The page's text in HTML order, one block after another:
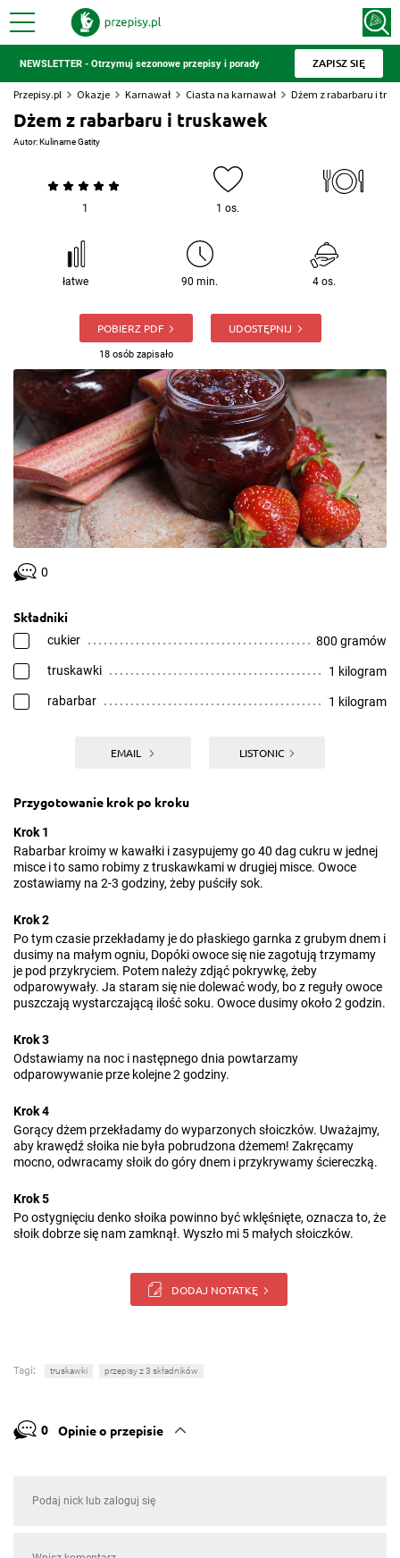
NEWSLETTER - Otrzymuj sezonowe przepisy i porady ZAPISZ SIĘ
Przepisy.pl Okazje Karnawał Ciasta na karnawał Dżem z rabarbaru i
Dżem z rabarbaru i truskawek
Autor:Kulinarne Gatity
1 1 os.
łatwe 90 min. 4 os.
POBIERZ PDF
18 osób zapisało
UDOSTĘPNIJ
0
Składniki
cukier 800 gramów
truskawki 1 kilogram
rabarbar 1 kilogram
EMAIL LISTONIC
Przygotowanie krok po kroku
Krok 1
Rabarbar kroimy w kawałki i zasypujemy go 40 dag cukru w jednej
misce i to samo robimy z truskawkami w drugiej misce. Owoce
zostawiamy na 2-3 godziny, żeby puściły sok.
Krok 2
Po tym czasie przekładamy je do płaskiego garnka z grubym dnem i
dusimy na małym ogniu, Dopóki owoce się nie zagotują trzymamy
je pod przykryciem. Potem należy zdjąć pokrywkę, żeby
odparowywały. Ja staram się nie dolewać wody, bo z reguły owoce
puszczają wystarczającą ilość soku. Owoce dusimy około 2 godzin.
Krok 3
Odstawiamy na noc i następnego dnia powtarzamy
odparowywanie prze kolejne 2 godziny.
Krok 4
Gorący dżem przekładamy do wyparzonych słoiczków. Uważajmy,
aby krawędź słoika nie była pobrudzona dżemem! Zakręcamy
mocno, odwracamy słoik do góry dnem i przykrywamy ściereczką.
Krok 5
Po ostygnięciu denko słoika powinno być wklęśnięte, oznacza to, że
słoik dobrze się nam zamknął. Wyszło mi 5 małych słoiczków.
DODAJ NOTATKĘ
Tagi: truskawki przepisy z 3 składników
0 Opinie o przepisie